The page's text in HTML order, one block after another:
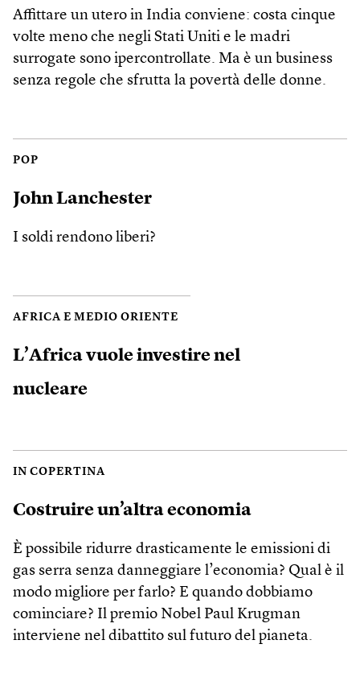
Affittare un utero in India conviene: costa cinque
volte meno che negli Stati Uniti e le madri
surrogate sono ipercontrollate. Ma è un business
senza regole che sfrutta la povertà delle donne.
POP
John Lanchester
I soldi rendono liberi?
AFRICA E MEDIO ORIENTE
L’Africa vuole investire nel
nucleare
IN COPERTINA
Costruire un’altra economia
È possibile ridurre drasticamente le emissioni di
gas serra senza danneggiare l’economia? Qual è il
modo migliore per farlo? E quando dobbiamo
cominciare? Il premio Nobel Paul Krugman
interviene nel dibattito sul futuro del pianeta.